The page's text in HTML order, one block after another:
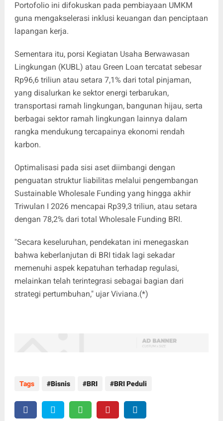
Portofolio ini difokuskan pada pembiayaan UMKM
guna mengakselerasi inklusi keuangan dan penciptaan
lapangan kerja.
Sementara itu, porsi Kegiatan Usaha Berwawasan
Lingkungan (KUBL) atau Green Loan tercatat sebesar
Rp96,6 triliun atau setara 7,1% dari total pinjaman,
yang disalurkan ke sektor energi terbarukan,
transportasi ramah lingkungan, bangunan hijau, serta
berbagai sektor ramah lingkungan lainnya dalam
rangka mendukung tercapainya ekonomi rendah
karbon.
Optimalisasi pada sisi aset diimbangi dengan
penguatan struktur liabilitas melalui pengembangan
Sustainable Wholesale Funding yang hingga akhir
Triwulan I 2026 mencapai Rp39,3 triliun, atau setara
dengan 78,2% dari total Wholesale Funding BRI.
"Secara keseluruhan, pendekatan ini menegaskan
bahwa keberlanjutan di BRI tidak lagi sekadar
memenuhi aspek kepatuhan terhadap regulasi,
melainkan telah terintegrasi sebagai bagian dari
strategi pertumbuhan," ujar Viviana.(*)
Tags Bisnis BRI BRI Peduli